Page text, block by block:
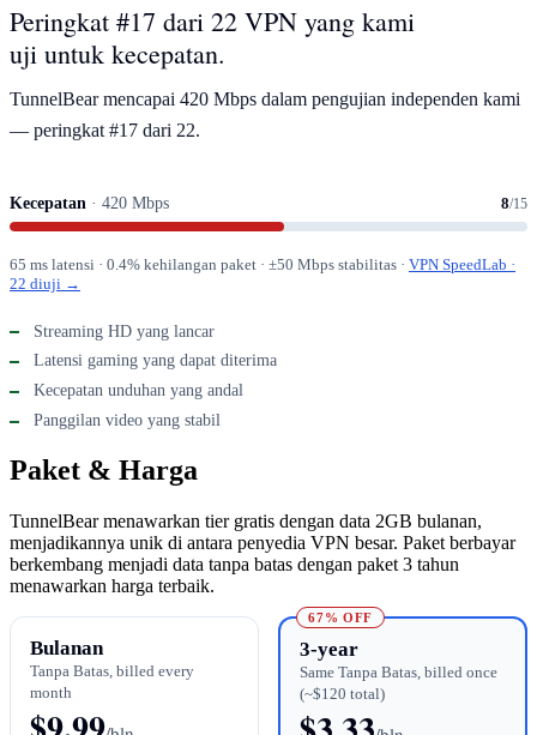
Peringkat #17 dari 22 VPN yang kami
uji untuk kecepatan.
TunnelBear mencapai 420 Mbps dalam pengujian independen kami
— peringkat #17 dari 22.
Kecepatan · 420 Mbps 8/15
65 ms latensi · 0.4% kehilangan paket · ±50 Mbps stabilitas · VPN SpeedLab ·
22 diuji →
Streaming HD yang lancar
Latensi gaming yang dapat diterima
Kecepatan unduhan yang andal
Panggilan video yang stabil
Paket & Harga
TunnelBear menawarkan tier gratis dengan data 2GB bulanan,
menjadikannya unik di antara penyedia VPN besar. Paket berbayar
berkembang menjadi data tanpa batas dengan paket 3 tahun
menawarkan harga terbaik.
Bulanan
Tanpa Batas, billed every
month
67% OFF
3-year
Same Tanpa Batas, billed once
(~$120 total)